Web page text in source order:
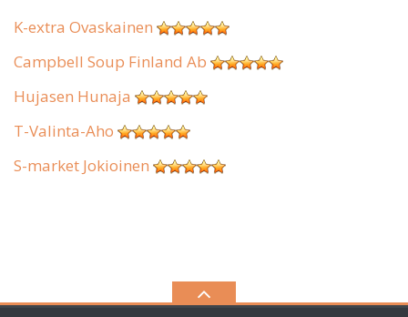
K-extra Ovaskainen
Campbell Soup Finland Ab
Hujasen Hunaja
T-Valinta-Aho
S-market Jokioinen